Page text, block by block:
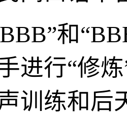
和
进行“修
训练和后